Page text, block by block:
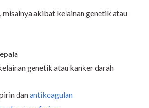
misalnya akibat kelainan genetik atau
genetik atau kanker darah
danantikoagulan